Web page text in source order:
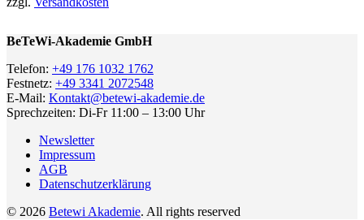
BeTeWi-Akademie GmbH
Telefon: +49 176 1032 1762
Festnetz: +49 3341 2072548
E-Mail: Kontakt@betewi-akademie.de
Sprechzeiten: Di-Fr 11:00 – 13:00 Uhr
Newsletter
Impressum
AGB
Datenschutzerklärung
© 2026 Betewi Akademie. All rights reserved